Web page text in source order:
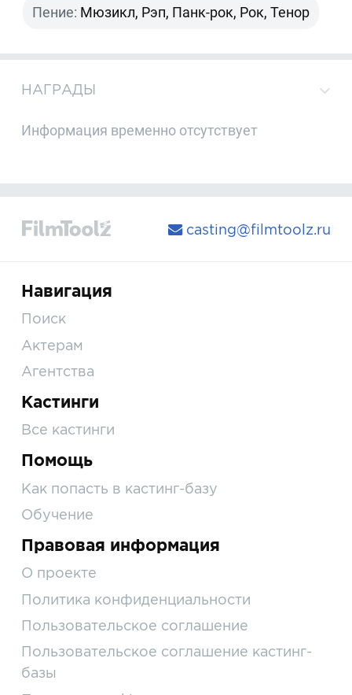
Пение: Мюзикл, Рэп, Панк-рок, Рок, Тенор
НАГРАДЫ
Информация временно отсутствует
casting@filmtoolz.ru
Навигация
Поиск
Актерам
Агентства
Кастинги
Все кастинги
Помощь
Как попасть в кастинг-базу
Обучение
Правовая информация
О проекте
Политика конфиденциальности
Пользовательское соглашение
Пользовательское соглашение кастинг-
базы